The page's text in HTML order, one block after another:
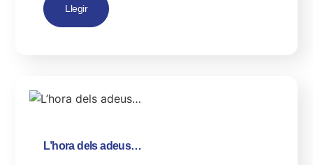
Llegir
L’hora dels adeus…